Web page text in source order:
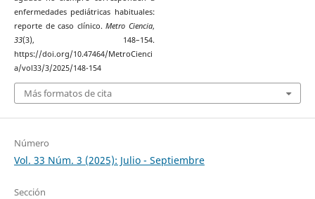
enfermedades pediátricas habituales:
reporte de caso clínico.Metro Ciencia,
33(3), 148–154.
https://doi.org/10.47464/MetroCienci
a/vol33/3/2025/148-154
Más formatos de cita
Número
Vol. 33 Núm. 3 (2025): Julio - Septiembre
Sección